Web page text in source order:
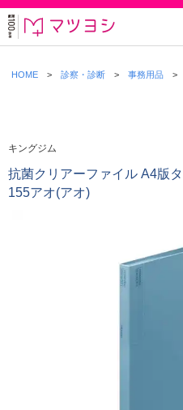
HOME 診察・診断 事務用品
キングジム
抗菌クリアーファイル A4版
155アオ(アオ)